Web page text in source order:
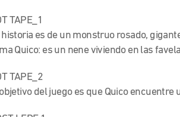
TAPE_1
historia es de un monstruo rosado,
Quico: es un nene viviendo en las
TAPE_2
del juego es que Quico encuentre